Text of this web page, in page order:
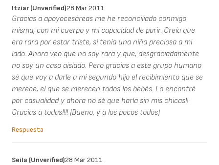
Itziar (unverified)28 Mar 2011
Gracias a apoyocesáreas me he reconciliado conmigo
misma, con mi cuerpo y mi capacidad de parir. Creía que
era rara por estar triste, si tenía una niña preciosa a mi
lado. Ahora veo que no soy rara y que, desgraciadamente
no soy un caso aislado. Pero gracias a este grupo humano
sé que voy a darle a mi segundo hijo el recibimiento que se
merece, el que se merecen todos los bebés. Lo encontré
por casualidad y ahora no sé que haría sin mis chicas!!
Gracias a todas!!!! (Bueno, y a los pocos todos)
Respuesta
Seila (unverified)28 Mar 2011